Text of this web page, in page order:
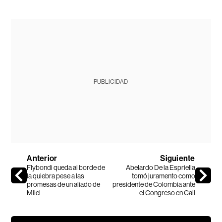
PUBLICIDAD
Anterior
Flybondi queda al borde de
la quiebra pese a las
promesas de un aliado de
Milei
Siguiente
Abelardo De la Espriella
tomó juramento como
presidente de Colombia ante
el Congreso en Cali